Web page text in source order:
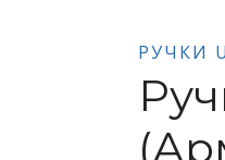
РУЧКИ